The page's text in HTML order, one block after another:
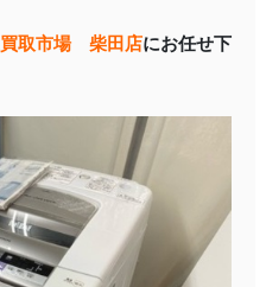
買取市場 柴田店にお任せ下